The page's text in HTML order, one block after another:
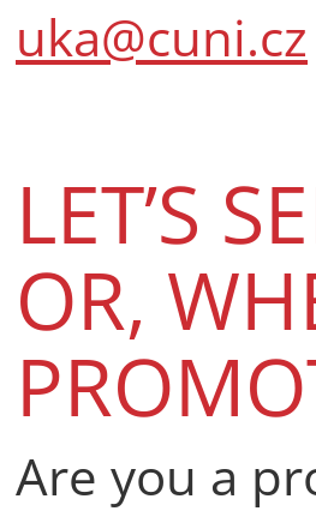
uka@cuni.cz
LET’S
OR,
Are you a